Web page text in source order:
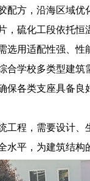
配方，沿海区域
硫化工段依托恒
选用适配性强、
学校多类型建
各类支座具备
工程，需要设计
平，为建筑结构